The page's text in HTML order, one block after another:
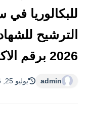
للبكالوريا
الترشيح
2026 برقم الاكتتاب
admin يوليو 25, 2026